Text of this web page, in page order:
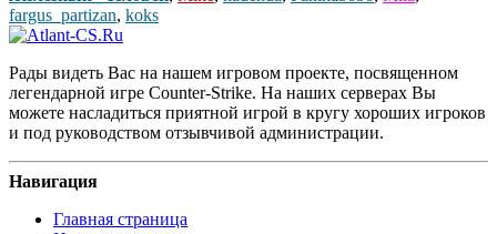
fargus_partizan, koks
Рады видеть Вас на нашем игровом проекте, посвященном
легендарной игре Counter-Strike. На наших серверах Вы
можете насладиться приятной игрой в кругу хороших игроков
и под руководством отзывчивой администрации.
Навигация
Главная страница